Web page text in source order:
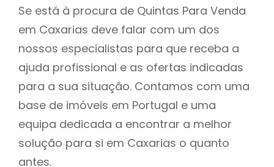
Se está à procura de Quintas Para Venda
em Caxarias deve falar com um dos
nossos especialistas para que receba a
ajuda profissional e as ofertas indicadas
para a sua situação. Contamos com uma
base de imóveis em Portugal e uma
equipa dedicada a encontrar a melhor
solução para si em Caxarias o quanto
antes.